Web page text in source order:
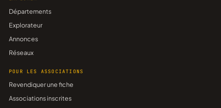
Départements
Explorateur
Annonces
Réseaux
POUR LES ASSOCIATIONS
Revendiquer une fiche
Associations inscrites